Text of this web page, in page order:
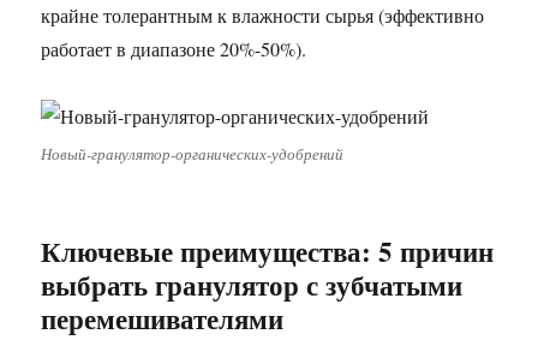
крайне толерантным к влажности сырья (эффективно
работает в диапазоне 20%-50%).
Новый-гранулятор-органических-удобрений
Ключевые преимущества: 5 причин
выбрать гранулятор с зубчатыми
перемешивателями